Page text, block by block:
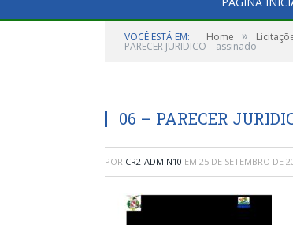
VOCÊ ESTÁ EM: Home »
PARECER JURIDICO – assinado
06 – PARECER
POR CR2-ADMIN10 EM 25 DE SETEMBRO DE